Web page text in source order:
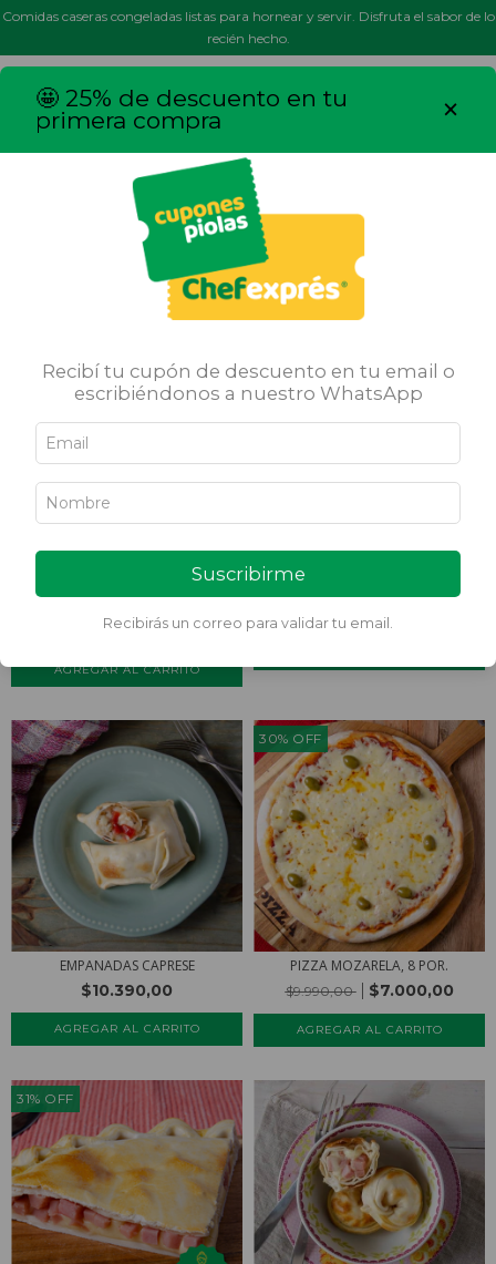
Comidas caseras congeladas listas para hornear y servir. Disfruta el sabor de lo
recién hecho.
Productos
FILTRAR
%OFF
$12.490,00 $8.500,00
OFF
$16.490,00 $12.500,00
EMPANADAS CAPRESE
$10.390,00
AGREGAR AL CARRITO
30% OFF
PIZZA MOZARELA, 8 POR.
$9.990,00 $7.000,00
31% OFF
🤩 25% de descuento en tu
primera compra
×
Recibí tu cupón de descuento en tu email o
escribiéndonos a nuestro WhatsApp
Suscribirme
Recibirás un correo para validar tu email.